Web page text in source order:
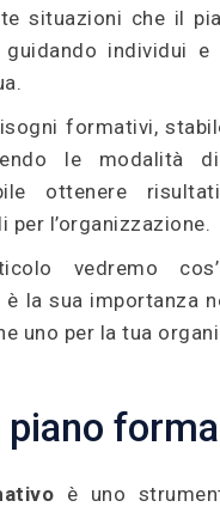
situazioni che il
individui e
formativi,
le modalità di
ottenere
per l’organizzazione.
vedremo
è la sua importanza
uno per la tua
piano
è uno